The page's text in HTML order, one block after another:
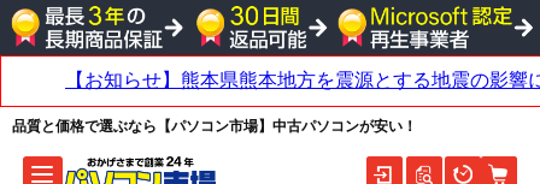
品質と価格で選ぶなら【パソコン市場】中古パソコンが安い！